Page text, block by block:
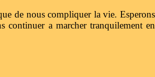
de nous compliquer la vie. Esperons
continuer a marcher tranquilement en